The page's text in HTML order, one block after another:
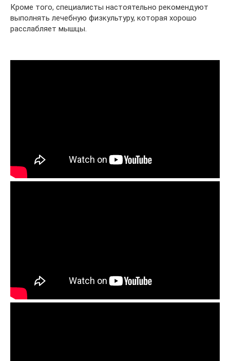
Кроме того, специалисты настоятельно рекомендуют
выполнять лечебную физкультуру, которая хорошо
расслабляет мышцы.